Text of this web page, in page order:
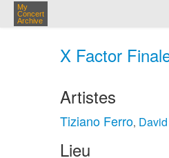
My
Concert
Archive
X Factor
Artistes
Tiziano Ferro,
Lieu